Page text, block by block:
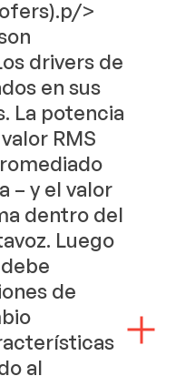
>
drivers de
en sus
La potencia
RMS
– y el valor
dentro del
Luego
de
al